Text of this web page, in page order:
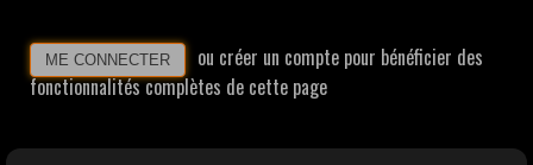
ME CONNECTER
ou créer un compte pour bénéficier des
fonctionnalités complètes de cette page